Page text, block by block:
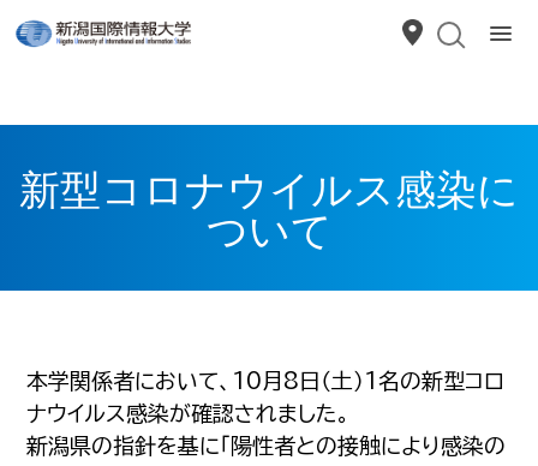
新型コロナウイルス感染に
ついて
本学関係者において、10月8日（土）1名の新型コロ
ナウイルス感染が確認されました。
新潟県の指針を基に「陽性者との接触により感染の